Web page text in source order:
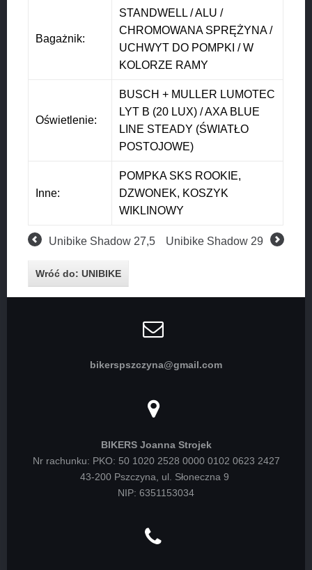
Bagażnik:
STANDWELL / ALU /
CHROMOWANA SPRĘŻYNA /
UCHWYT DO POMPKI / W
KOLORZE RAMY
Oświetlenie:
BUSCH + MULLER LUMOTEC
LYT B (20 LUX) / AXA BLUE
LINE STEADY (ŚWIATŁO
POSTOJOWE)
Inne:
POMPKA SKS ROOKIE,
DZWONEK, KOSZYK
WIKLINOWY
Unibike Shadow 29
Unibike Shadow 27,5
Wróć do: UNIBIKE
bikerspszczyna@gmail.com
BIKERS Joanna Strojek
Nr rachunku: PKO: 50 1020 2528 0000 0102 0623 2427
43-200 Pszczyna, ul. Słoneczna 9
NIP: 6351153034